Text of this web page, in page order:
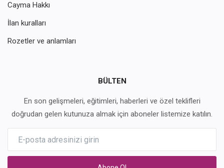
Cayma Hakkı
İlan kuralları
Rozetler ve anlamları
BÜLTEN
En son gelişmeleri, eğitimleri, haberleri ve özel teklifleri
doğrudan gelen kutunuza almak için aboneler listemize katılın.